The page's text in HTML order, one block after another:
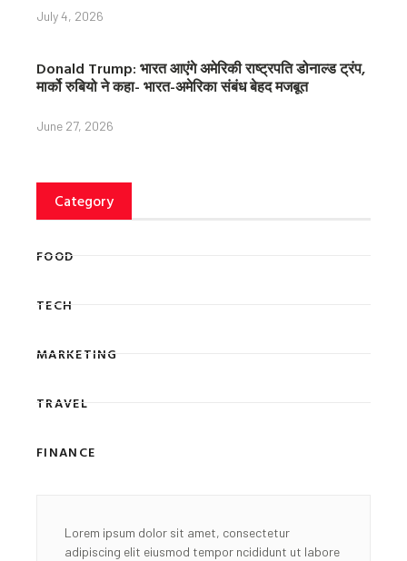
July 4, 2026
Donald Trump: भारत आएंगे अमेरिकी राष्ट्रपति डोनाल्ड ट्रंप,
मार्को रुबियो ने कहा- भारत-अमेरिका संबंध बेहद मजबूत
June 27, 2026
Category
FOOD
TECH
MARKETING
TRAVEL
FINANCE
Lorem ipsum dolor sit amet, consectetur
adipiscing elit eiusmod tempor ncididunt ut labore